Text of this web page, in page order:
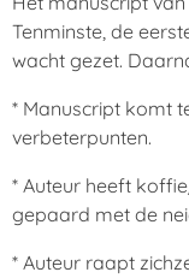
Tenminste, de
wacht gezet.
* Manuscript komt
verbeterpunten.
* Auteur heeft
gepaard met de
* Auteur raapt